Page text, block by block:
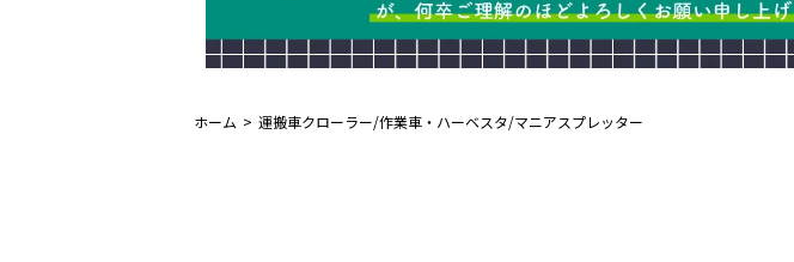
ホーム 運搬車クローラー/作業車・ハーベスタ/マニアスプレッター